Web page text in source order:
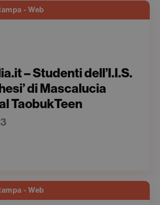
- Web
– Studenti dell’I.I.S.
di Mascalucia
TaobukTeen
- Web